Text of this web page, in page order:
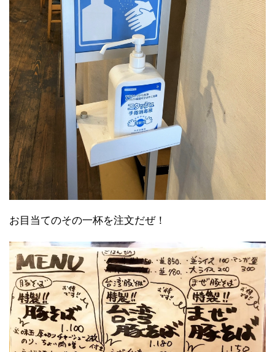
お目当てのその一杯を注文だぜ！